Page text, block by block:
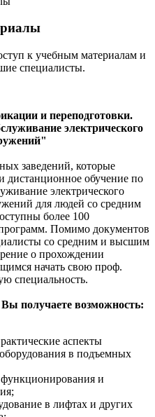
к учебным материалам и
специалисты.
и переподготовки.
электрического
заведений, которые
дистанционное обучение по
электрического
для людей со средним
более 100
Помимо документов
со средним и высшим
о прохождении
начать свою проф.
специальность.
получаете возможность:
аспекты
в подъемных
функционирования и
в лифтах и других